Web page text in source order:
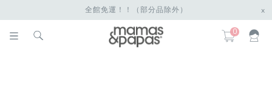
全館免運！！（部分品除外） x
0